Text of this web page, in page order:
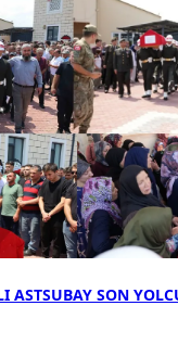
ASTSUBAY SON